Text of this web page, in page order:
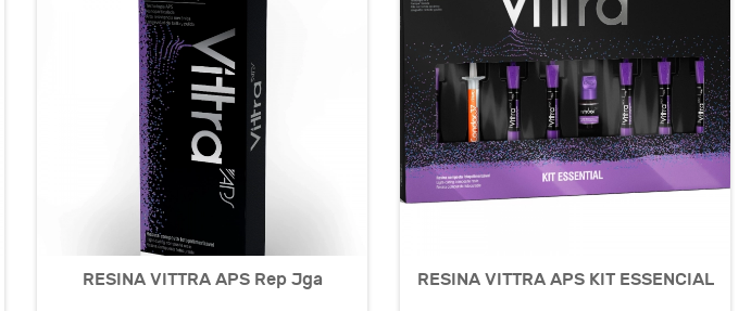
RESINA VITTRA APS Rep Jga RESINA VITTRA APS KIT ESSENCIAL